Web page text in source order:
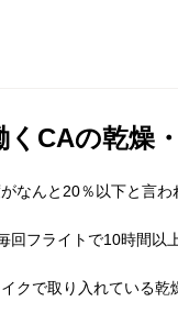
CAの乾燥
なんと20％以下と言わ
回フライトで10時間以
クで取り入れている